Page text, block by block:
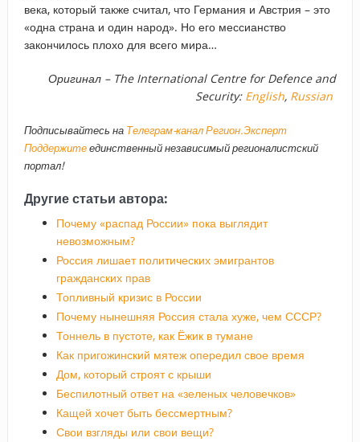
века, который также считал, что Германия и Австрия – это
«одна страна и один народ». Но его мессианство
закончилось плохо для всего мира…
Оригинал – The International Centre for Defence and
Security: English, Russian
Подписывайтесь на Телеграм-канал Регион.Эксперт
Поддержитеединственный независимый регионалистский
портал!
Другие статьи автора:
Почему «распад России» пока выглядит
невозможным?
Россия лишает политических эмигрантов
гражданских прав
Топливный кризис в России
Почему нынешняя Россия стала хуже, чем СССР?
Тоннель в пустоте, как Ёжик в тумане
Как пригожинский мятеж опередил свое время
Дом, который строят с крыши
Беспилотный ответ на «зеленых человечков»
Кащей хочет быть бессмертным?
Свои взгляды или свои вещи?